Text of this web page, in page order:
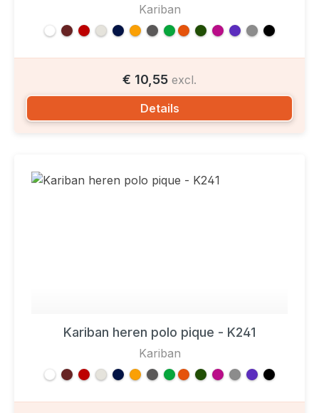
Kariban
€ 10,55 excl.
Details
Kariban heren polo pique - K241
Kariban